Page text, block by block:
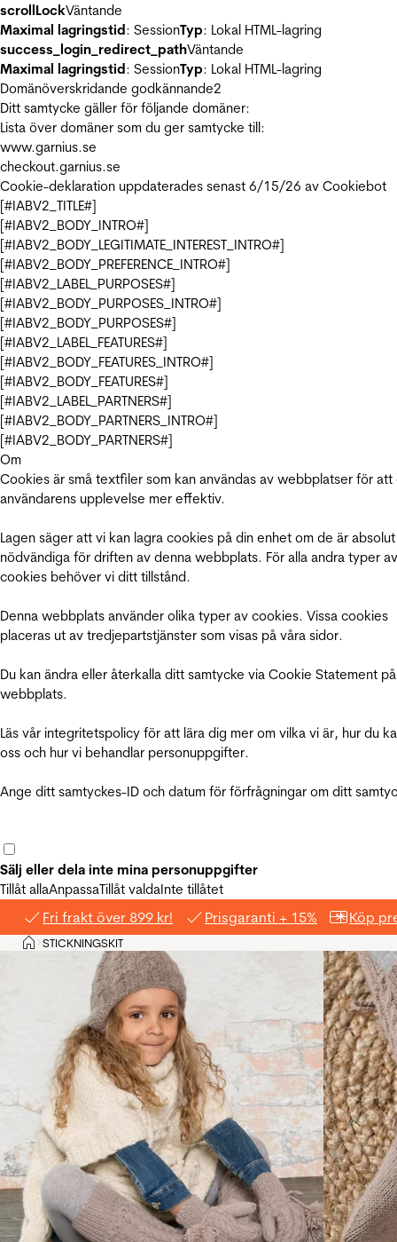
scrollLockVäntande
Maximal lagringstid: SessionTyp: Lokal HTML-lagring
success_login_redirect_pathVäntande
Maximal lagringstid: SessionTyp: Lokal HTML-lagring
Domänöverskridande godkännande2
Ditt samtycke gäller för följande domäner:
Lista över domäner som du ger samtycke till:
www.garnius.se
checkout.garnius.se
Cookie-deklaration uppdaterades senast 6/15/26 av Cookiebot
[#IABV2_TITLE#]
[#IABV2_BODY_INTRO#]
[#IABV2_BODY_LEGITIMATE_INTEREST_INTRO#]
[#IABV2_BODY_PREFERENCE_INTRO#]
[#IABV2_LABEL_PURPOSES#]
[#IABV2_BODY_PURPOSES_INTRO#]
[#IABV2_BODY_PURPOSES#]
[#IABV2_LABEL_FEATURES#]
[#IABV2_BODY_FEATURES_INTRO#]
[#IABV2_BODY_FEATURES#]
[#IABV2_LABEL_PARTNERS#]
[#IABV2_BODY_PARTNERS_INTRO#]
[#IABV2_BODY_PARTNERS#]
Om
Cookies är små textfiler som kan användas av webbplatser för att
användarens upplevelse mer effektiv.
Lagen säger att vi kan lagra cookies på din enhet om de är absolut
nödvändiga för driften av denna webbplats. För alla andra typer av
cookies behöver vi ditt tillstånd.
Denna webbplats använder olika typer av cookies. Vissa cookies
placeras ut av tredjepartstjänster som visas på våra sidor.
Du kan ändra eller återkalla ditt samtycke via Cookie Statement
webbplats.
Läs vår integritetspolicy för att lära dig mer om vilka vi är, hur du
oss och hur vi behandlar personuppgifter.
Ange ditt samtyckes-ID och datum för förfrågningar om ditt
Sälj eller dela inte mina personuppgifter
Tillåt allaAnpassaTillåt valdaInte tillåtet
Fri frakt över 899 kr! Prisgaranti + 15% Köp
Hem
>STICKNINGSKIT